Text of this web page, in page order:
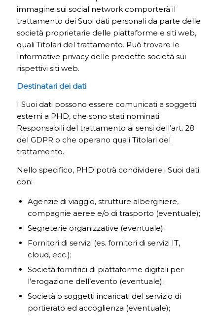
immagine sui social network comporterà il
trattamento dei Suoi dati personali da parte delle
società proprietarie delle piattaforme e siti web,
quali Titolari del trattamento. Può trovare le
Informative privacy delle predette società sui
rispettivi siti web.
Destinatari dei dati
I Suoi dati possono essere comunicati a soggetti
esterni a PHD, che sono stati nominati
Responsabili del trattamento ai sensi dell’art. 28
del GDPR o che operano quali Titolari del
trattamento.
Nello specifico, PHD potrà condividere i Suoi dati
con:
Agenzie di viaggio, strutture alberghiere,
compagnie aeree e/o di trasporto (eventuale);
Segreterie organizzative (eventuale);
Fornitori di servizi (es. fornitori di servizi IT,
cloud, ecc.);
Società fornitrici di piattaforme digitali per
l’erogazione dell’evento (eventuale);
Società o soggetti incaricati del servizio di
portierato ed accoglienza (eventuale);